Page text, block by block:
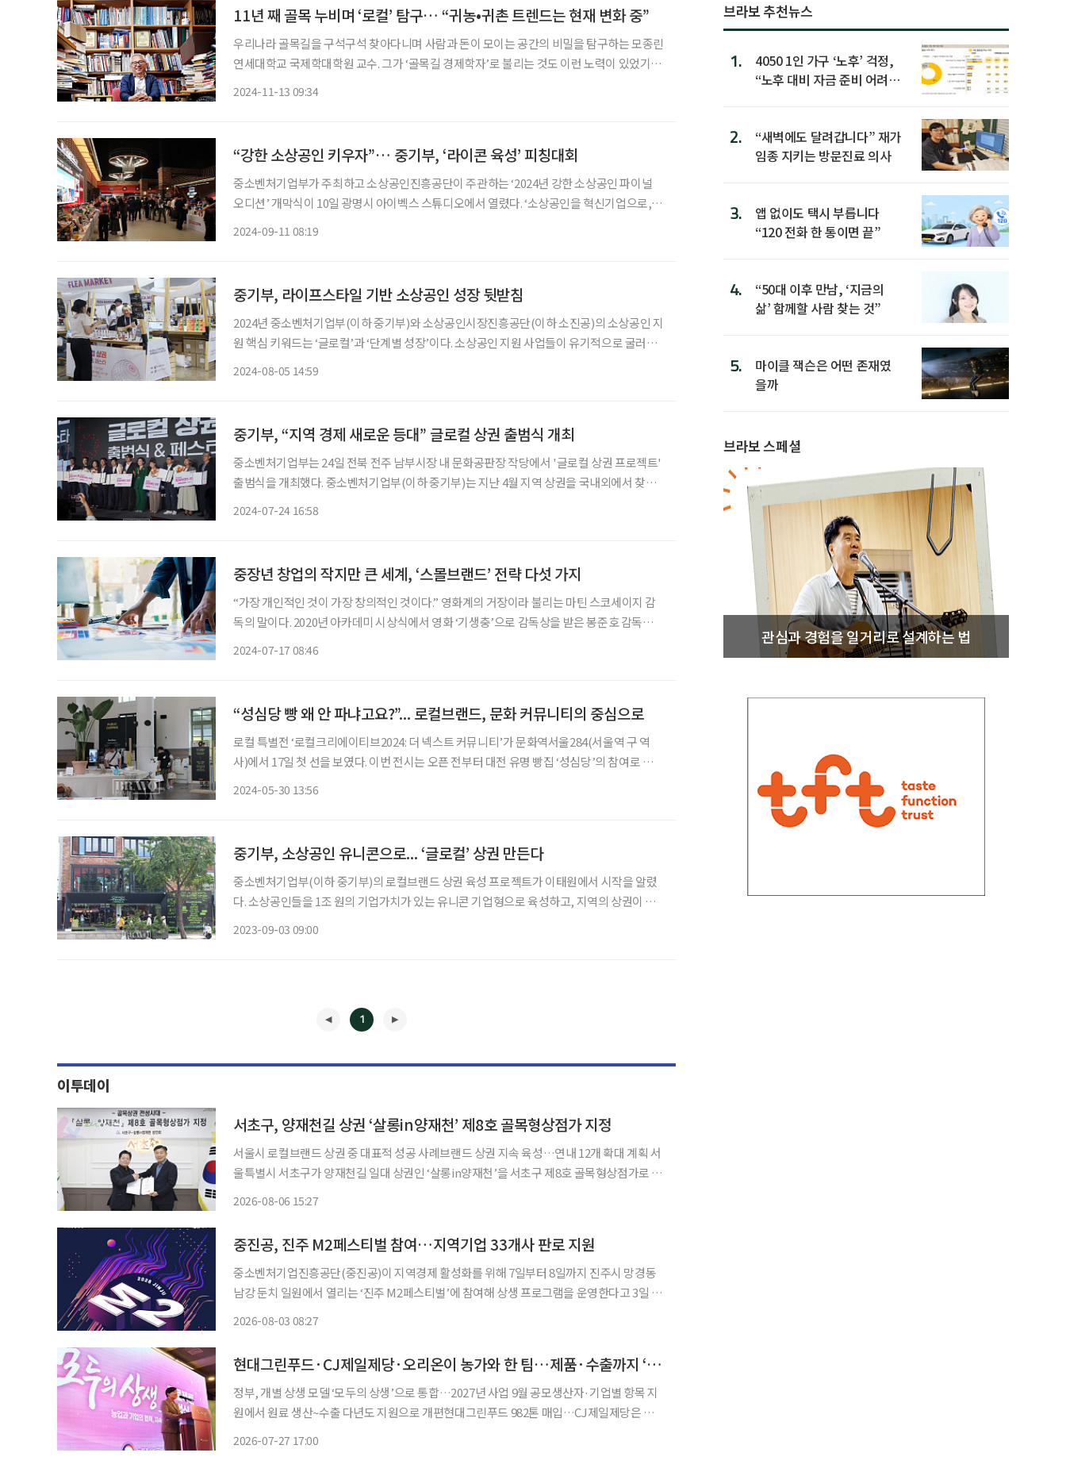
11년 째 골목 누비며 ‘로컬’ 탐구… “귀농•귀촌 트렌드는 현재 변화 중”
우리나라 골목길을 구석구석 찾아다니며 사람과 돈이 모이는 공간의 비밀을 탐구하는 모종린
연세대학교 국제학대학원 교수. 그가 ‘골목길 경제학자’로 불리는 것도 이런 노력이 있었기 때
2024-11-13 09:34
“강한 소상공인 키우자”… 중기부, ‘라이콘 육성’ 피칭대회
중소벤처기업부가 주최하고 소상공인진흥공단이 주관하는 ‘2024년 강한 소상공인 파이널
오디션’ 개막식이 10일 광명시 아이벡스 스튜디오에서 열렸다. ‘소상공인을 혁신기업으로,
2024-09-11 08:19
중기부, 라이프스타일 기반 소상공인 성장 뒷받침
2024년 중소벤처기업부(이하 중기부)와 소상공인시장진흥공단(이하 소진공)의 소상공인 지
원 핵심 키워드는 ‘글로컬’과 ‘단계별 성장’이다. 소상공인 지원 사업들이 유기적으로 굴러가
2024-08-05 14:59
중기부, “지역 경제 새로운 등대” 글로컬 상권 출범식 개최
중소벤처기업부는 24일 전북 전주 남부시장 내 문화공판장 작당에서 '글로컬 상권 프로젝트'
출범식을 개최했다. 중소벤처기업부(이하 중기부)는 지난 4월 지역 상권을 국내외에서 찾는
2024-07-24 16:58
중장년 창업의 작지만 큰 세계, ‘스몰브랜드’ 전략 다섯 가지
“가장 개인적인 것이 가장 창의적인 것이다.” 영화계의 거장이라 불리는 마틴 스코세이지 감
독의 말이다. 2020년 아카데미 시상식에서 영화 ‘기생충’으로 감독상을 받은 봉준호 감독이
2024-07-17 08:46
“성심당 빵 왜 안 파냐고요?”... 로컬브랜드, 문화 커뮤니티의 중심으로
로컬 특별전 ‘로컬크리에이티브2024: 더 넥스트 커뮤니티’가 문화역서울284(서울역 구 역
사)에서 17일 첫 선을 보였다. 이번 전시는 오픈 전부터 대전 유명 빵집 ‘성심당’의 참여로 뜨거
2024-05-30 13:56
중기부, 소상공인 유니콘으로... ‘글로컬’ 상권 만든다
중소벤처기업부(이하 중기부)의 로컬브랜드 상권 육성 프로젝트가 이태원에서 시작을 알렸
다. 소상공인들을 1조 원의 기업가치가 있는 유니콘 기업형으로 육성하고, 지역의 상권이 글
2023-09-03 09:00
1
이투데이
서초구, 양재천길 상권 ‘살롱in양재천’ 제8호 골목형상점가 지정
서울시 로컬브랜드 상권 중 대표적 성공 사례브랜드 상권 지속 육성…연내 12개 확대 계획 서
울특별시 서초구가 양재천길 일대 상권인 ‘살롱in양재천’을 서초구 제8호 골목형상점가로 지
2026-08-06 15:27
중진공, 진주 M2페스티벌 참여…지역기업 33개사 판로 지원
중소벤처기업진흥공단(중진공)이 지역경제 활성화를 위해 7일부터 8일까지 진주시 망경동
남강 둔치 일원에서 열리는 ‘진주 M2페스티벌’에 참여해 상생 프로그램을 운영한다고 3일 밝
2026-08-03 08:27
현대그린푸드·CJ제일제당·오리온이 농가와 한 팀…제품·수출까지 ‘다년 동맹’
정부, 개별 상생 모델 ‘모두의 상생’으로 통합…2027년 사업 9월 공모생산자·기업별 항목 지
원에서 원료 생산~수출 다년도 지원으로 개편현대그린푸드 982톤 매입…CJ제일제당은 지
2026-07-27 17:00
브라보 추천뉴스
1.
4050 1인 가구 ‘노후’ 걱정,
“노후 대비 자금 준비 어려
2.
“새벽에도 달려갑니다” 재가
임종 지키는 방문진료 의사
3.
앱 없이도 택시 부릅니다
“120 전화 한 통이면 끝”
4.
“50대 이후 만남, ‘지금의
삶’ 함께할 사람 찾는 것”
5.
마이클 잭슨은 어떤 존재였
을까
브라보 스페셜
관심과 경험을 일거리로 설계하는 법